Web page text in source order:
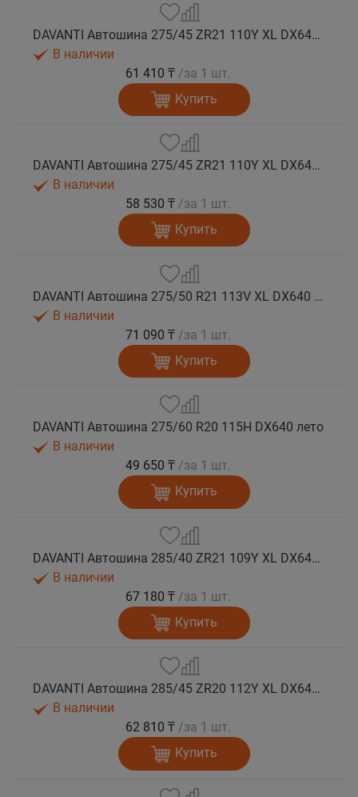
DAVANTI Автошина 275/45 ZR21 110Y XL DX640 RPR лето (Таиланд)
В наличии
61 410 ₸ /за 1 шт.
Купить
DAVANTI Автошина 275/45 ZR21 110Y XL DX640 RPR лето
В наличии
58 530 ₸ /за 1 шт.
Купить
DAVANTI Автошина 275/50 R21 113V XL DX640 RPR лето
В наличии
71 090 ₸ /за 1 шт.
Купить
DAVANTI Автошина 275/60 R20 115H DX640 лето
В наличии
49 650 ₸ /за 1 шт.
Купить
DAVANTI Автошина 285/40 ZR21 109Y XL DX640 RPR лето (Таиланд)
В наличии
67 180 ₸ /за 1 шт.
Купить
DAVANTI Автошина 285/45 ZR20 112Y XL DX640 RPR лето (Таиланд)
В наличии
62 810 ₸ /за 1 шт.
Купить